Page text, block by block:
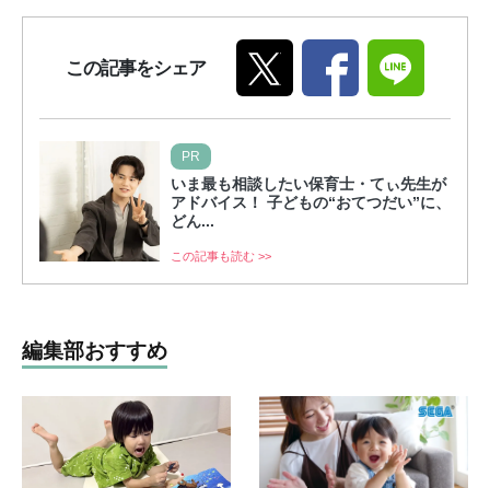
この記事をシェア
PR
いま最も相談したい保育士・てぃ先生が
アドバイス！ 子どもの“おてつだい”に、
どん...
この記事も読む >>
編集部おすすめ